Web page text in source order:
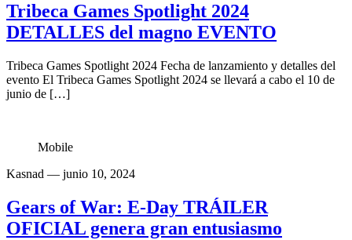
Tribeca Games Spotlight 2024
DETALLES del magno EVENTO
Tribeca Games Spotlight 2024 Fecha de lanzamiento y detalles del
evento El Tribeca Games Spotlight 2024 se llevará a cabo el 10 de
junio de […]
Mobile
Kasnad — junio 10, 2024
Gears of War: E-Day TRÁILER
OFICIAL genera gran entusiasmo